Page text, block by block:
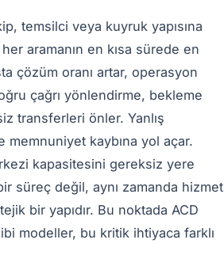
temsilci veya kuyruk yapısına
aramanın en kısa sürede en
çözüm oranı artar, operasyon
çağrı yönlendirme, bekleme
transferleri önler. Yanlış
kaybına yol açar.
kapasitesini gereksiz yere
süreç değil, aynı zamanda hizmet
bir yapıdır. Bu noktada ACD
modeller, bu kritik ihtiyaca farklı